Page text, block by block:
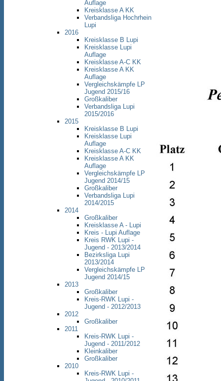
Auflage
Kreisklasse A KK
Verbandsliga Hochrhein
Lupi
2016
Kreisklasse B Lupi
Kreisklasse Lupi
Auflage
Kreisklasse A-C KK
Kreisklasse A KK
Auflage
Vergleichskämpfe LP
Jugend 2015/16
Großkaliber
Verbandsliga Lupi
2015/2016
2015
Kreisklasse B Lupi
Kreisklasse Lupi
Auflage
Kreisklasse A-C KK
Kreisklasse A KK
Auflage
Vergleichskämpfe LP
Jugend 2014/15
Großkaliber
Verbandsliga Lupi
2014/2015
2014
Großkaliber
Kreisklasse A - Lupi
Kreis - Lupi Auflage
Kreis RWK Lupi -
Jugend - 2013/2014
Bezirksliga Lupi
2013/2014
Vergleichskämpfe LP
Jugend 2014/15
2013
Großkaliber
Kreis-RWK Lupi -
Jugend - 2012/2013
2012
Großkaliber
2011
Kreis-RWK Lupi -
Jugend - 2011/2012
Kleinkaliber
Großkaliber
2010
Kreis-RWK Lupi -